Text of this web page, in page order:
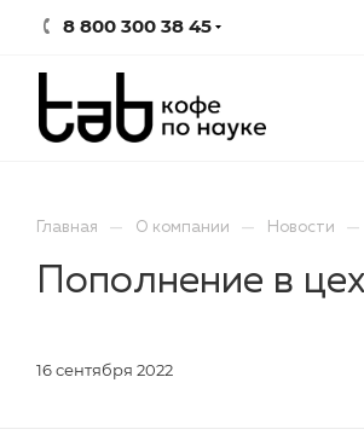
8 800 300 38 45
Главная — О компании — Новости —
Пополнение в
16 сентября 2022